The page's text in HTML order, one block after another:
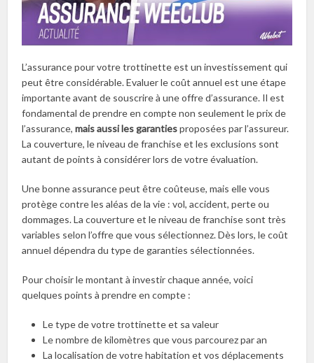
L’assurance pour votre trottinette est un investissement qui
peut être considérable. Evaluer le coût annuel est une étape
importante avant de souscrire à une offre d’assurance. Il est
fondamental de prendre en compte non seulement le prix de
l’assurance,mais aussi les garantiesproposées par l’assureur.
La couverture, le niveau de franchise et les exclusions sont
autant de points à considérer lors de votre évaluation.
Une bonne assurance peut être coûteuse, mais elle vous
protège contre les aléas de la vie : vol, accident, perte ou
dommages. La couverture et le niveau de franchise sont très
variables selon l’offre que vous sélectionnez. Dès lors, le coût
annuel dépendra du type de garanties sélectionnées.
Pour choisir le montant à investir chaque année, voici
quelques points à prendre en compte :
Le type de votre trottinette et sa valeur
Le nombre de kilomètres que vous parcourez par an
La localisation de votre habitation et vos déplacements